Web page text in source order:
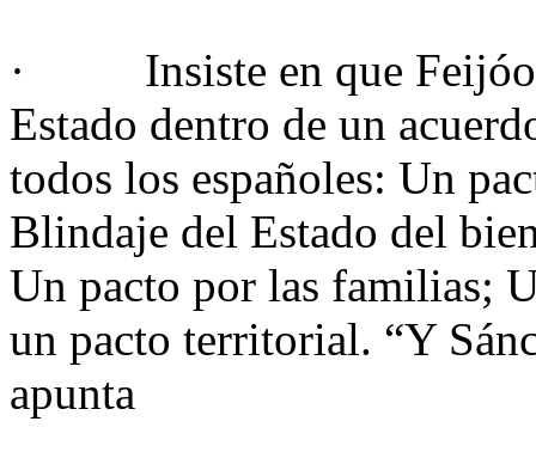
· Insiste en que Feijóo
Estado dentro de un
todos los españoles: Un
Blindaje del Estado del
Un pacto por las familias;
un pacto territorial. “Y
apunta